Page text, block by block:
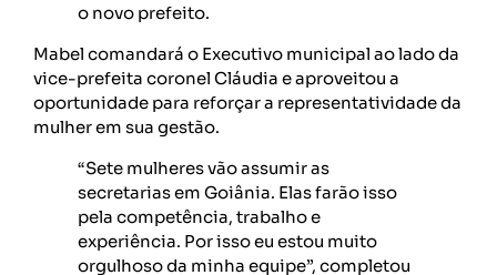
o novo prefeito.
Mabel comandará o Executivo municipal ao lado da
vice-prefeita coronel Cláudia e aproveitou a
oportunidade para reforçar a representatividade da
mulher em sua gestão.
“Sete mulheres vão assumir as
secretarias em Goiânia. Elas farão isso
pela competência, trabalho e
experiência. Por isso eu estou muito
orgulhoso da minha equipe”, completou